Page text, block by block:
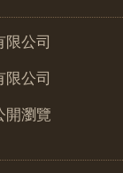
公司
公司
開瀏覽